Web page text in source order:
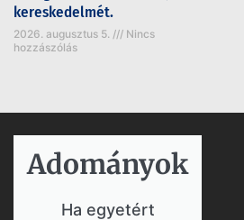
kereskedelmét.
2026. augusztus 5.
Nincs
hozzászólás
Adományok​
Ha egyetért